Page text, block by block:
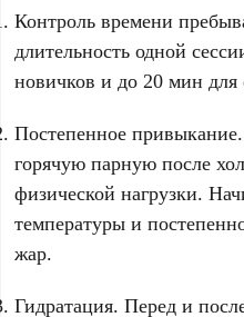
Контроль времени
длительность одной
новичков и до 20 мин
Постепенное
горячую парную после
физической нагрузки.
температуры и
жар.
Гидратация. Перед и